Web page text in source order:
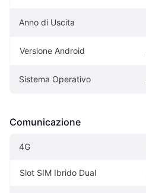
Anno di Uscita
Versione Android
Sistema Operativo
Comunicazione
4G
Slot SIM Ibrido Dual